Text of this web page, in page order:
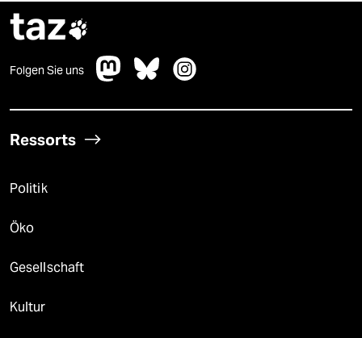
taz
Folgen Sie uns
Ressorts
Politik
Öko
Gesellschaft
Kultur